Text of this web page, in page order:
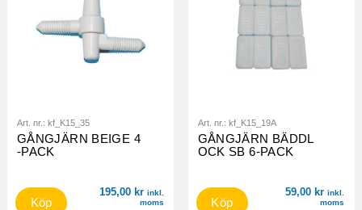
Art. nr.: kf_K15_35
GÅNGJÄRN BEIGE 4
-PACK
195,00 kr inkl.
moms
Köp
Art. nr.: kf_K15_19A
GÅNGJÄRN BÄDDL
OCK SB 6-PACK
59,00 kr inkl.
moms
Köp